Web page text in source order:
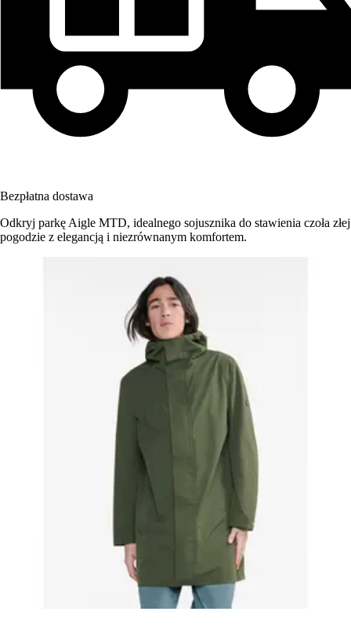
Bezpłatna dostawa
Odkryj parkę Aigle MTD, idealnego sojusznika do stawienia czoła złej
pogodzie z elegancją i niezrównanym komfortem.